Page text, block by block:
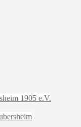
1905 e.V.